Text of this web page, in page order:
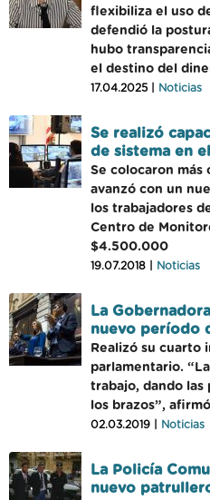
flexibiliza el uso
defendió la
hubo
el destino del
17.04.2025 | Noticias
Se realizó
de sistema en
Se colocaron más
avanzó con un
los trabajadores
Centro de
$4.500.000
19.07.2018 | Noticias
La
nuevo período
Realizó su cuarto
parlamentario.
trabajo, dando las
los brazos”,
02.03.2019 | Noticias
La Policía
nuevo